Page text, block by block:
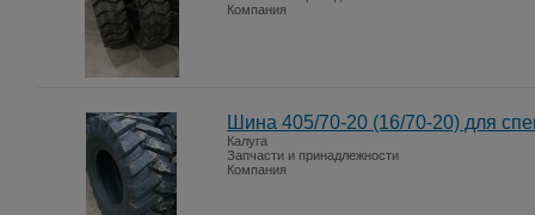
Компания
Шина 405/70-20 (16/70-20) для
Калуга
Запчасти и принадлежности
Компания